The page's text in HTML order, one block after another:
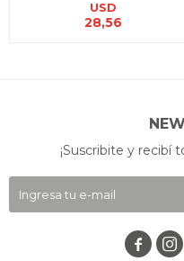
USD
28,56
¡Suscribite y recibí
 